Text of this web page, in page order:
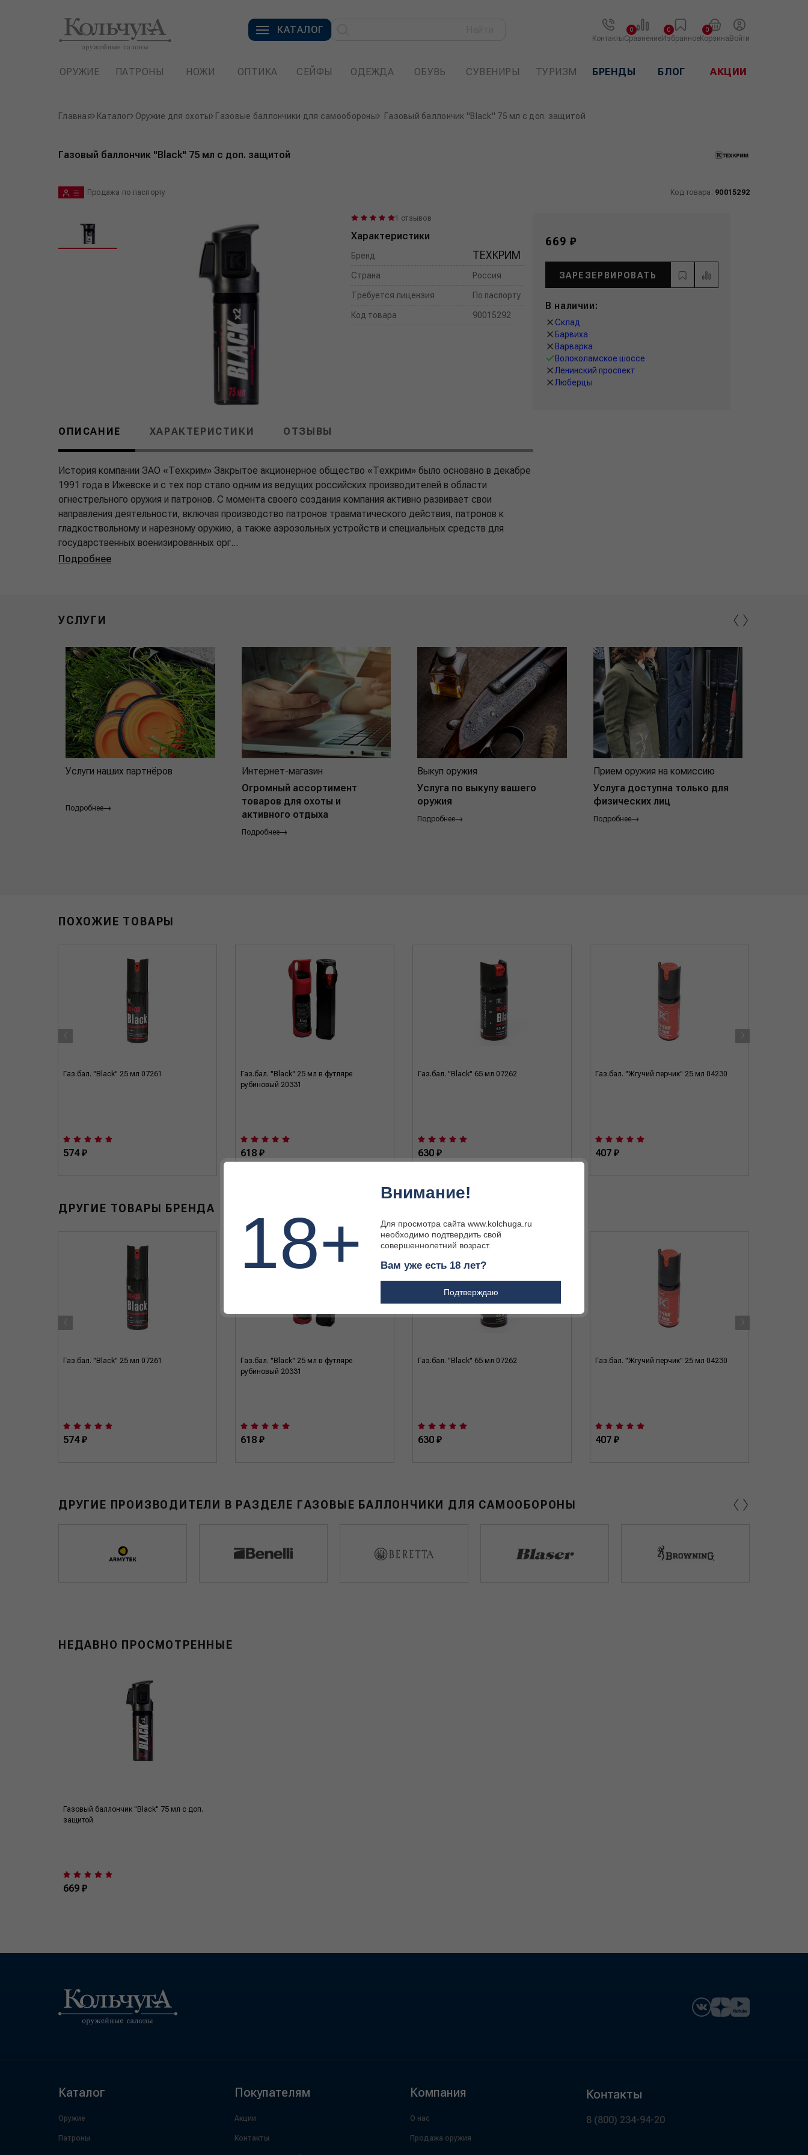
КАТАЛОГ
КонтактыСравнение
0
Избранное
0
Корзина
0
Войти
ОРУЖИЕ ПАТРОНЫ НОЖИ ОПТИКА СЕЙФЫ ОДЕЖДА ОБУВЬ СУВЕНИРЫ ТУРИЗМ БРЕНДЫ БЛОГ АКЦИИ
Главная Каталог Оружие для охоты Газовые баллончики для самообороны Газовый баллончик "Black" 75 мл с доп. защитой
Газовый баллончик "Black" 75 мл с доп. защитой
Продажа по паспорту Код товара: 90015292
1 отзывов
Характеристики
Бренд ТЕХКРИМ
Страна Россия
Требуется лицензия По паспорту
Код товара 90015292
ОПИСАНИЕ ХАРАКТЕРИСТИКИ ОТЗЫВЫ
История компании ЗАО «Техкрим» Закрытое акционерное общество «Техкрим» было основано в декабре
1991 года в Ижевске и с тех пор стало одним из ведущих российских производителей в области
огнестрельного оружия и патронов. С момента своего создания компания активно развивает свои
направления деятельности, включая производство патронов травматического действия, патронов к
гладкоствольному и нарезному оружию, а также аэрозольных устройств и специальных средств для
государственных военизированных орг...
Подробнее
669 ₽
ЗАРЕЗЕРВИРОВАТЬ
В наличии:
Склад
Барвиха
Варварка
Волоколамское шоссе
Ленинский проспект
Люберцы
УСЛУГИ
Услуги наших партнёров
Подробнее
Интернет-магазин
Огромный ассортимент
товаров для охоты и
активного отдыха
Подробнее
Выкуп оружия
Услуга по выкупу вашего
оружия
Подробнее
Прием оружия на комиссию
Услуга доступна только для
физических лиц
Подробнее
‹›
ПОХОЖИЕ ТОВАРЫ
Газ.бал. "Black" 25 мл 07261
574 ₽
Газ.бал. "Black" 25 мл в футляре
рубиновый 20331
618 ₽
Газ.бал. "Black" 65 мл 07262
630 ₽
Газ.бал. "Жгучий перчик" 25 мл 04230
407 ₽
‹ ›
ДРУГИЕ ТОВАРЫ БРЕНДА
Газ.бал. "Black" 25 мл 07261
574 ₽
Газ.бал. "Black" 25 мл в футляре
рубиновый 20331
618 ₽
Газ.бал. "Black" 65 мл 07262
630 ₽
Газ.бал. "Жгучий перчик" 25 мл 04230
407 ₽
‹ ›
ДРУГИЕ ПРОИЗВОДИТЕЛИ В РАЗДЕЛЕ ГАЗОВЫЕ БАЛЛОНЧИКИ ДЛЯ САМООБОРОНЫ ‹›
НЕДАВНО ПРОСМОТРЕННЫЕ
Газовый баллончик "Black" 75 мл с доп.
защитой
669 ₽
Каталог
Оружие
Патроны
Покупателям
Акции
Контакты
Компания
О нас
Продажа оружия
Контакты
8 (800) 234-94-20
18+
Внимание!
Для просмотра сайта www.kolchuga.ru
необходимо подтвердить свой
совершеннолетний возраст.
Вам уже есть 18 лет?
Подтверждаю